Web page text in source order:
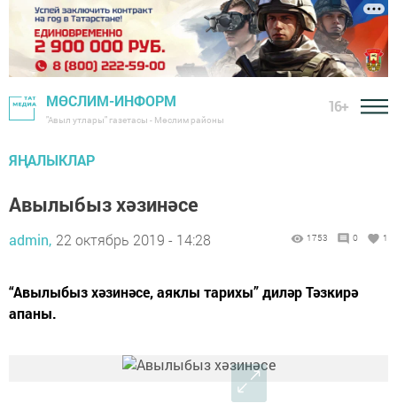
МӨСЛИМ-ИНФОРМ
"Авыл утлары" газетасы - Мөслим районы
16+
ЯҢАЛЫКЛАР
Авылыбыз хәзинәсе
admin, 22 октябрь 2019 - 14:28 1753 0 1
“Авылыбыз хәзинәсе, аяклы тарихы” диләр Тәзкирә
апаны.